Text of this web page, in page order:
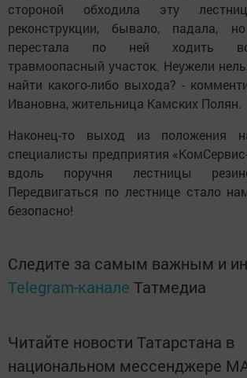
стороной обходила эту
реконструкции, бывало, падала,
перестала по ней ходить
травмоопасный участок. Неужели
найти какого-либо выхода? -
Ивановна, жительница Камских Полян.
Наконец-то выход из положения
специалисты предприятия
вдоль поручня лестницы
Передвигаться по лестнице стало
безопасно!
Следите за самым важным и
Telegram-канале Татмедиа
Читайте новости Татарстана в
национальном мессенджере